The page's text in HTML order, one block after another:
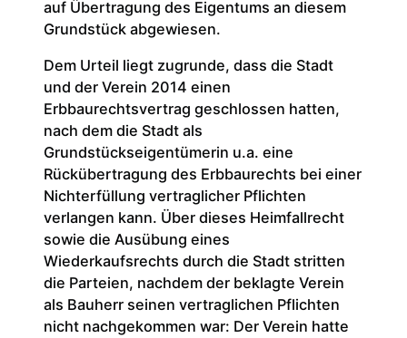
auf Übertragung des Eigentums an diesem
Grundstück abgewiesen.
Dem Urteil liegt zugrunde, dass die Stadt
und der Verein 2014 einen
Erbbaurechtsvertrag geschlossen hatten,
nach dem die Stadt als
Grundstückseigentümerin u.a. eine
Rückübertragung des Erbbaurechts bei einer
Nichterfüllung vertraglicher Pflichten
verlangen kann. Über dieses Heimfallrecht
sowie die Ausübung eines
Wiederkaufsrechts durch die Stadt stritten
die Parteien, nachdem der beklagte Verein
als Bauherr seinen vertraglichen Pflichten
nicht nachgekommen war: Der Verein hatte